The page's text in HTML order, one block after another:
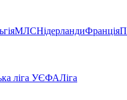
МЛСНідерландиФранція
ліга УЄФАЛіга